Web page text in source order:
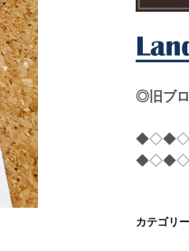
◎旧ブ
カテゴリー